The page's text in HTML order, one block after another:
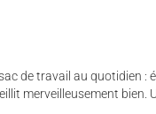
de travail au quotidien :
merveilleusement bien.